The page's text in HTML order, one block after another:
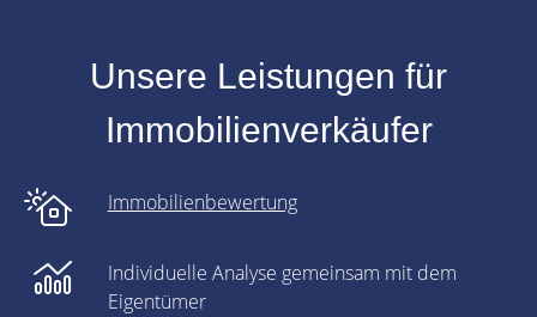
Unsere Leistungen für
Immobilienverkäufer
Immobilienbewertung
Individuelle Analyse gemeinsam mit dem
Eigentümer